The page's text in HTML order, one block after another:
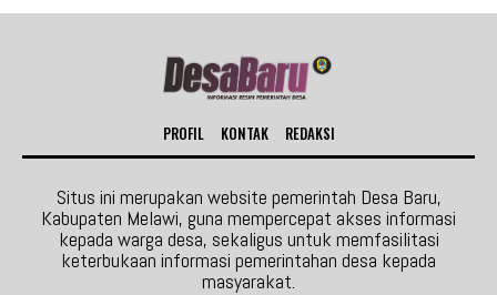
PROFIL KONTAK REDAKSI
Situs ini merupakan website pemerintah Desa Baru,
Kabupaten Melawi, guna mempercepat akses informasi
kepada warga desa, sekaligus untuk memfasilitasi
keterbukaan informasi pemerintahan desa kepada
masyarakat.